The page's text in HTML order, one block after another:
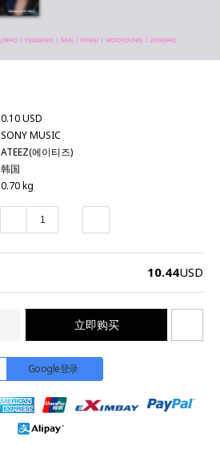
0.10 USD
SONY MUSIC
ATEEZ(에이티즈)
韩国
0.70 kg
10.44USD
立即购买
Google登录